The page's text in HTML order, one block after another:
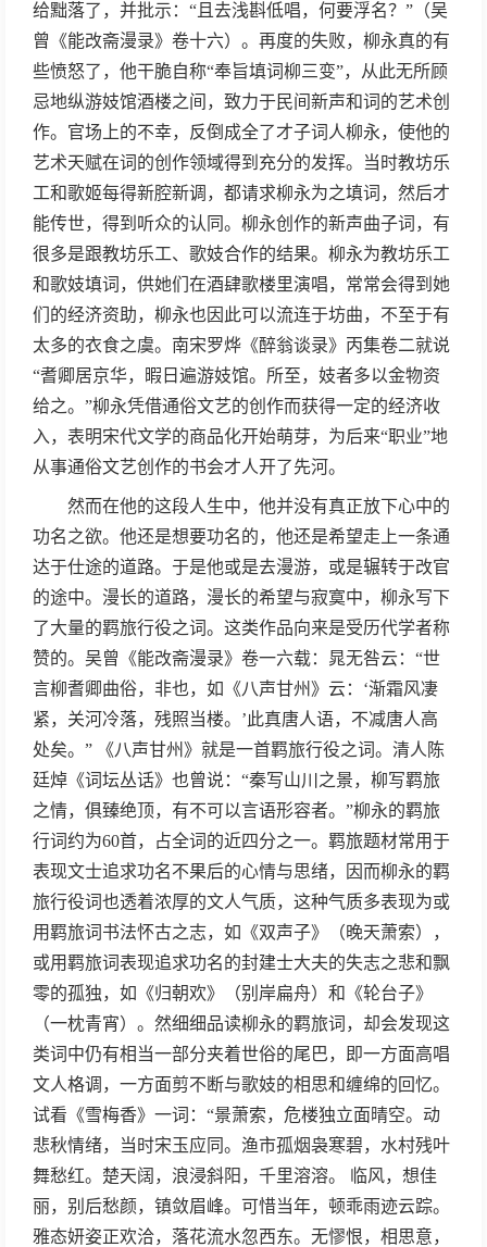
给黜落了，并批示：“且去浅斟低唱，何要浮名？”（吴
曾《能改斋漫录》卷十六）。再度的失败，柳永真的有
些愤怒了，他干脆自称“奉旨填词柳三变”，从此无所顾
忌地纵游妓馆酒楼之间，致力于民间新声和词的艺术创
作。官场上的不幸，反倒成全了才子词人柳永，使他的
艺术天赋在词的创作领域得到充分的发挥。当时教坊乐
工和歌姬每得新腔新调，都请求柳永为之填词，然后才
能传世，得到听众的认同。柳永创作的新声曲子词，有
很多是跟教坊乐工、歌妓合作的结果。柳永为教坊乐工
和歌妓填词，供她们在酒肆歌楼里演唱，常常会得到她
们的经济资助，柳永也因此可以流连于坊曲，不至于有
太多的衣食之虞。南宋罗烨《醉翁谈录》丙集卷二就说
“耆卿居京华，暇日遍游妓馆。所至，妓者多以金物资
给之。”柳永凭借通俗文艺的创作而获得一定的经济收
入，表明宋代文学的商品化开始萌芽，为后来“职业”地
从事通俗文艺创作的书会才人开了先河。
然而在他的这段人生中，他并没有真正放下心中的
功名之欲。他还是想要功名的，他还是希望走上一条通
达于仕途的道路。于是他或是去漫游，或是辗转于改官
的途中。漫长的道路，漫长的希望与寂寞中，柳永写下
了大量的羁旅行役之词。这类作品向来是受历代学者称
赞的。吴曾《能改斋漫录》卷一六载：晁无咎云：“世
言柳耆卿曲俗，非也，如《八声甘州》云：‘渐霜风凄
紧，关河冷落，残照当楼。’此真唐人语，不减唐人高
处矣。” 《八声甘州》就是一首羁旅行役之词。清人陈
廷焯《词坛丛话》也曾说：“秦写山川之景，柳写羁旅
之情，俱臻绝顶，有不可以言语形容者。”柳永的羁旅
行词约为60首，占全词的近四分之一。羁旅题材常用于
表现文士追求功名不果后的心情与思绪，因而柳永的羁
旅行役词也透着浓厚的文人气质，这种气质多表现为或
用羁旅词书法怀古之志，如《双声子》（晚天萧索），
或用羁旅词表现追求功名的封建士大夫的失志之悲和飘
零的孤独，如《归朝欢》（别岸扁舟）和《轮台子》
（一枕青宵）。然细细品读柳永的羁旅词，却会发现这
类词中仍有相当一部分夹着世俗的尾巴，即一方面高唱
文人格调，一方面剪不断与歌妓的相思和缠绵的回忆。
试看《雪梅香》一词：“景萧索，危楼独立面晴空。动
悲秋情绪，当时宋玉应同。渔市孤烟袅寒碧，水村残叶
舞愁红。楚天阔，浪浸斜阳，千里溶溶。 临风，想佳
丽，别后愁颜，镇敛眉峰。可惜当年，顿乖雨迹云踪。
雅态妍姿正欢洽，落花流水忽西东。无憀恨，相思意，